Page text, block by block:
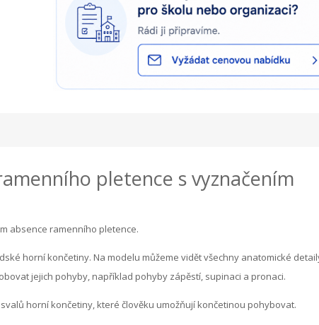
pletence s vyznačením
absence ramenního pletence.
horní končetiny. Na modelu můžeme vidět všechny anatomické
jejich pohyby, například pohyby zápěstí, supinaci a pronaci.
horní končetiny, které člověku umožňují končetinou pohybovat.